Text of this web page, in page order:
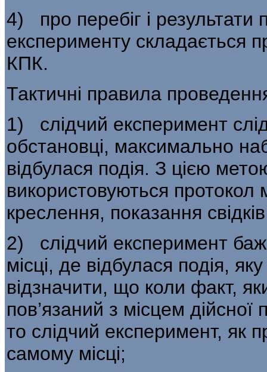
4) про перебіг і результати
експерименту складається
КПК.
Тактичні правила
1) слідчий експеримент
обстановці, максимально
відбулася подія. З цією
використовуються протокол
креслення, показання
2) слідчий експеримент
місці, де відбулася подія,
відзначити, що коли факт,
пов’язаний з місцем
то слідчий експеримент, як
самому місці;